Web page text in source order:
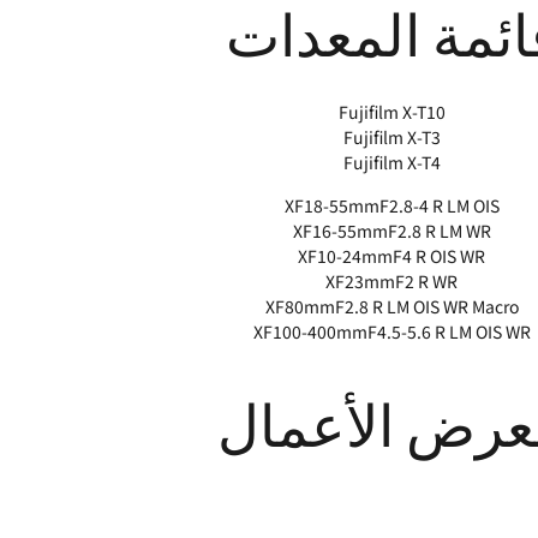
المعدات
Fujifilm X-T10
Fujifilm X-T3
Fujifilm X-T4
XF18-55mmF2.8-4 R LM OIS
XF16-55mmF2.8 R LM WR
XF10-24mmF4 R OIS WR
XF23mmF2 R WR
XF80mmF2.8 R LM OIS WR Macro
XF100-400mmF4.5-5.6 R LM OIS WR
الأعمال